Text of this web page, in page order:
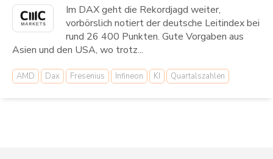
Im DAX geht die Rekordjagd weiter,
vorbörslich notiert der deutsche Leitindex bei
rund 26 400 Punkten. Gute Vorgaben aus
Asien und den USA, wo trotz...
AMD Dax Fresenius Infineon KI Quartalszahlen